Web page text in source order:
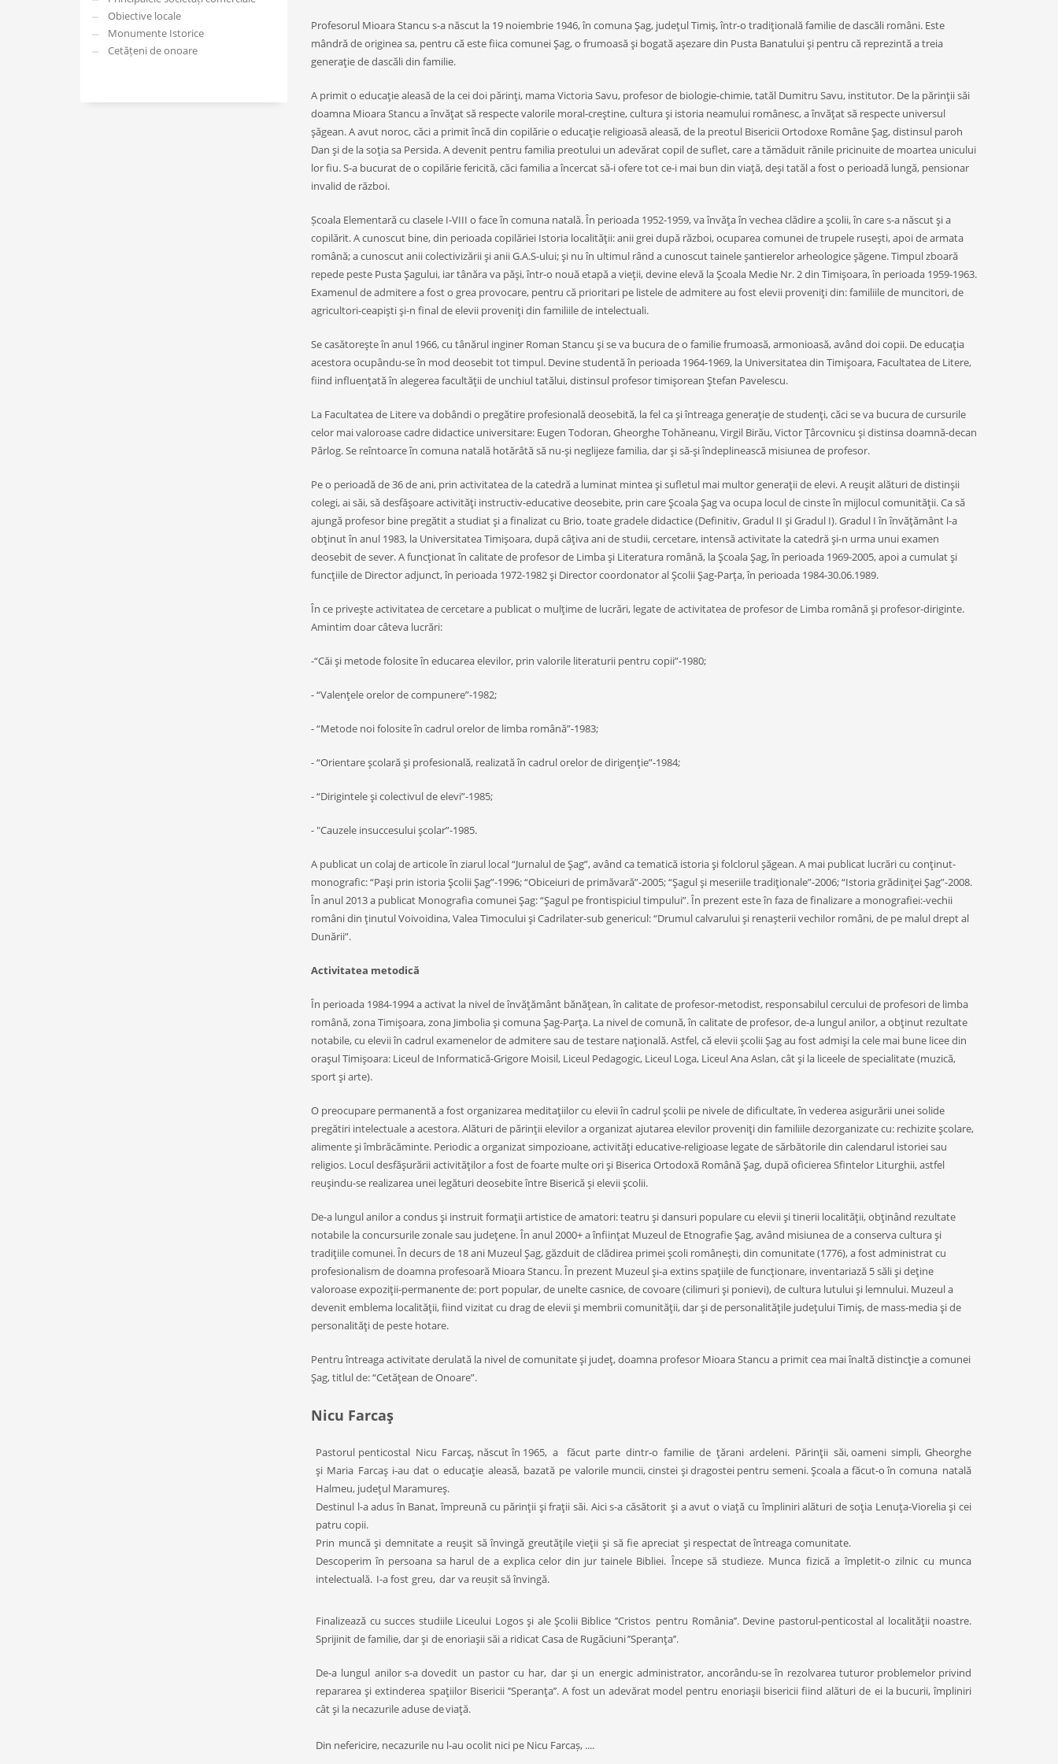
Obiective locale
Monumente Istorice
Cetățeni de onoare
Profesorul Mioara Stancu s-a născut la 19 noiembrie 1946, în comuna Şag, judeţul Timiş, într-o tradiţională familie de dascăli români. Este
mândră de originea sa, pentru că este fiica comunei Şag, o frumoasă şi bogată aşezare din Pusta Banatului şi pentru că reprezintă a treia
generaţie de dascăli din familie.
A primit o educaţie aleasă de la cei doi părinţi, mama Victoria Savu, profesor de biologie-chimie, tatăl Dumitru Savu, institutor. De la părinţii săi
doamna Mioara Stancu a învăţat să respecte valorile moral-creştine, cultura şi istoria neamului românesc, a învăţat să respecte universul
şăgean. A avut noroc, căci a primit încă din copilărie o educaţie religioasă aleasă, de la preotul Bisericii Ortodoxe Române Şag, distinsul paroh
Dan şi de la soţia sa Persida. A devenit pentru familia preotului un adevărat copil de suflet, care a tămăduit rănile pricinuite de moartea unicului
lor fiu. S-a bucurat de o copilărie fericită, căci familia a încercat să-i ofere tot ce-i mai bun din viaţă, deşi tatăl a fost o perioadă lungă, pensionar
invalid de război.
Școala Elementară cu clasele I-VIII o face în comuna natală. În perioada 1952-1959, va învăţa în vechea clădire a şcolii, în care s-a născut şi a
copilărit. A cunoscut bine, din perioada copilăriei Istoria localităţii: anii grei după război, ocuparea comunei de trupele ruseşti, apoi de armata
română; a cunoscut anii colectivizării şi anii G.A.S-ului; şi nu în ultimul rând a cunoscut tainele şantierelor arheologice şăgene. Timpul zboară
repede peste Pusta Şagului, iar tânăra va păşi, într-o nouă etapă a vieţii, devine elevă la Şcoala Medie Nr. 2 din Timişoara, în perioada 1959-1963.
Examenul de admitere a fost o grea provocare, pentru că prioritari pe listele de admitere au fost elevii proveniţi din: familiile de muncitori, de
agricultori-ceapişti şi-n final de elevii proveniţi din familiile de intelectuali.
Se casătoreşte în anul 1966, cu tânărul inginer Roman Stancu şi se va bucura de o familie frumoasă, armonioasă, având doi copii. De educaţia
acestora ocupându-se în mod deosebit tot timpul. Devine studentă în perioada 1964-1969, la Universitatea din Timişoara, Facultatea de Litere,
fiind influenţată în alegerea facultăţii de unchiul tatălui, distinsul profesor timişorean Ştefan Pavelescu.
La Facultatea de Litere va dobândi o pregătire profesională deosebită, la fel ca şi întreaga generaţie de studenţi, căci se va bucura de cursurile
celor mai valoroase cadre didactice universitare: Eugen Todoran, Gheorghe Tohăneanu, Virgil Birău, Victor Ţârcovnicu şi distinsa doamnă-decan
Pârlog. Se reîntoarce în comuna natală hotărâtă să nu-şi neglijeze familia, dar şi să-şi îndeplinească misiunea de profesor.
Pe o perioadă de 36 de ani, prin activitatea de la catedră a luminat mintea şi sufletul mai multor generaţii de elevi. A reuşit alături de distinşii
colegi, ai săi, să desfăşoare activităţi instructiv-educative deosebite, prin care Şcoala Şag va ocupa locul de cinste în mijlocul comunităţii. Ca să
ajungă profesor bine pregătit a studiat şi a finalizat cu Brio, toate gradele didactice (Definitiv, Gradul II şi Gradul I). Gradul I în învăţământ l-a
obţinut în anul 1983, la Universitatea Timişoara, după câţiva ani de studii, cercetare, intensă activitate la catedră şi-n urma unui examen
deosebit de sever. A funcţionat în calitate de profesor de Limba şi Literatura română, la Şcoala Şag, în perioada 1969-2005, apoi a cumulat şi
funcţiile de Director adjunct, în perioada 1972-1982 şi Director coordonator al Şcolii Şag-Parţa, în perioada 1984-30.06.1989.
În ce priveşte activitatea de cercetare a publicat o mulţime de lucrări, legate de activitatea de profesor de Limba română şi profesor-diriginte.
Amintim doar câteva lucrări:
-“Căi şi metode folosite în educarea elevilor, prin valorile literaturii pentru copii”-1980;
- “Valenţele orelor de compunere”-1982;
- “Metode noi folosite în cadrul orelor de limba română”-1983;
- “Orientare şcolară şi profesională, realizată în cadrul orelor de dirigenţie”-1984;
- “Dirigintele şi colectivul de elevi”-1985;
- "Cauzele insuccesului şcolar”-1985.
A publicat un colaj de articole în ziarul local “Jurnalul de Şag”, având ca tematică istoria şi folclorul şăgean. A mai publicat lucrări cu conţinut-
monografic: “Paşi prin istoria Şcolii Şag”-1996; “Obiceiuri de primăvară”-2005; “Şagul şi meseriile tradiţionale”-2006; “Istoria grădiniţei Şag”-2008.
În anul 2013 a publicat Monografia comunei Şag: “Şagul pe frontispiciul timpului”. În prezent este în faza de finalizare a monografiei:-vechii
români din ţinutul Voivoidina, Valea Timocului şi Cadrilater-sub genericul: “Drumul calvarului şi renaşterii vechilor români, de pe malul drept al
Dunării”.
Activitatea metodică
În perioada 1984-1994 a activat la nivel de învăţământ bănăţean, în calitate de profesor-metodist, responsabilul cercului de profesori de limba
română, zona Timişoara, zona Jimbolia şi comuna Şag-Parţa. La nivel de comună, în calitate de profesor, de-a lungul anilor, a obţinut rezultate
notabile, cu elevii în cadrul examenelor de admitere sau de testare naţională. Astfel, că elevii şcolii Şag au fost admişi la cele mai bune licee din
oraşul Timişoara: Liceul de Informatică-Grigore Moisil, Liceul Pedagogic, Liceul Loga, Liceul Ana Aslan, cât şi la liceele de specialitate (muzică,
sport şi arte).
O preocupare permanentă a fost organizarea meditaţiilor cu elevii în cadrul şcolii pe nivele de dificultate, în vederea asigurării unei solide
pregătiri intelectuale a acestora. Alături de părinţii elevilor a organizat ajutarea elevilor proveniţi din familiile dezorganizate cu: rechizite şcolare,
alimente şi îmbrăcăminte. Periodic a organizat simpozioane, activităţi educative-religioase legate de sărbătorile din calendarul istoriei sau
religios. Locul desfăşurării activităţilor a fost de foarte multe ori şi Biserica Ortodoxă Română Şag, după oficierea Sfintelor Liturghii, astfel
reuşindu-se realizarea unei legături deosebite între Biserică şi elevii şcolii.
De-a lungul anilor a condus şi instruit formaţii artistice de amatori: teatru şi dansuri populare cu elevii şi tinerii localităţii, obţinând rezultate
notabile la concursurile zonale sau judeţene. În anul 2000+ a înfiinţat Muzeul de Etnografie Şag, având misiunea de a conserva cultura şi
tradiţiile comunei. În decurs de 18 ani Muzeul Şag, găzduit de clădirea primei şcoli româneşti, din comunitate (1776), a fost administrat cu
profesionalism de doamna profesoară Mioara Stancu. În prezent Muzeul şi-a extins spaţiile de funcţionare, inventariază 5 săli şi deţine
valoroase expoziţii-permanente de: port popular, de unelte casnice, de covoare (cilimuri şi ponievi), de cultura lutului şi lemnului. Muzeul a
devenit emblema localităţii, fiind vizitat cu drag de elevii şi membrii comunităţii, dar şi de personalităţile judeţului Timiş, de mass-media şi de
personalităţi de peste hotare.
Pentru întreaga activitate derulată la nivel de comunitate şi judeţ, doamna profesor Mioara Stancu a primit cea mai înaltă distincţie a comunei
Şag, titlul de: “Cetăţean de Onoare”.
Nicu Farcaş
Pastorul penticostal Nicu Farcaş, născut în 1965, a făcut parte dintr-o familie de ţărani ardeleni. Părinţii săi, oameni simpli, Gheorghe
şi Maria Farcaş i-au dat o educaţie aleasă, bazată pe valorile muncii, cinstei şi dragostei pentru semeni. Şcoala a făcut-o în comuna natală
Halmeu, judeţul Maramureş.
Destinul l-a adus în Banat, împreună cu părinţii şi fraţii săi. Aici s-a căsătorit şi a avut o viaţă cu împliniri alături de soţia Lenuţa-Viorelia şi cei
patru copii.
Prin muncă şi demnitatea reuşit să învingă greutăţile vieţii şi să fie apreciat şi respectat de întreagacomunitate.
Descoperim în persoana sa harul de a explica celor din jur tainele Bibliei. Începe să studieze. Munca fizică a împletit-o zilnic cu munca
intelectuală. I-a fost greu, dar va reușit să învingă.
Finalizează cu succes studiile Liceului Logos şi ale Şcolii Biblice ’’Cristos pentru România’’. Devine pastorul-penticostal al localităţii noastre.
Sprijinit de familie, dar şi de enoriaşii săi a ridicat Casa de Rugăciuni’’Speranţa’’.
De-a lungul anilor s-a dovedit un pastor cu har, dar şi un energic administrator,ancorându-se în rezolvarea tuturor problemelor privind
repararea şi extinderea spaţiilor Bisericii’’Speranţa’’. A fost un adevărat model pentru enoriaşii bisericii fiind alături de ei la bucurii, împliniri
cât şi la necazurile aduse deviaţă.
Din nefericire, necazurile nu l-au ocolit nici pe Nicu Farcaș, ....